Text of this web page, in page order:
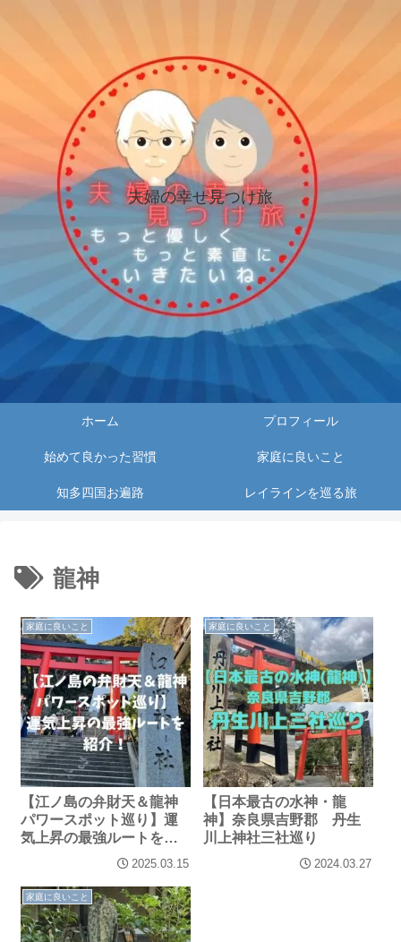
夫婦の幸せ見つけ旅
ホーム プロフィール
始めて良かった習慣 家庭に良いこと
知多四国お遍路 レイラインを巡る旅
龍神
家庭に良いこと
【江ノ島の弁財天＆龍神
パワースポット巡り】運
気上昇の最強ルートを紹
2025.03.15
家庭に良いこと
【日本最古の水神・龍
神】奈良県吉野郡 丹生
川上神社三社巡り
2024.03.27
家庭に良いこと